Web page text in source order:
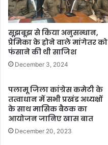
सूझबूझ से किया अनुसन्धान,
प्रेमिका के होने वाले मांगेतर को
फंसाने की थी साजिश
December 3, 2024
पलामू जिला कांग्रेस कमेटी के
तत्वाधान में सभी प्रखंड अध्यक्षों
के साथ मासिक बैठक का
आयोजन जानिए खास बात
December 20, 2023